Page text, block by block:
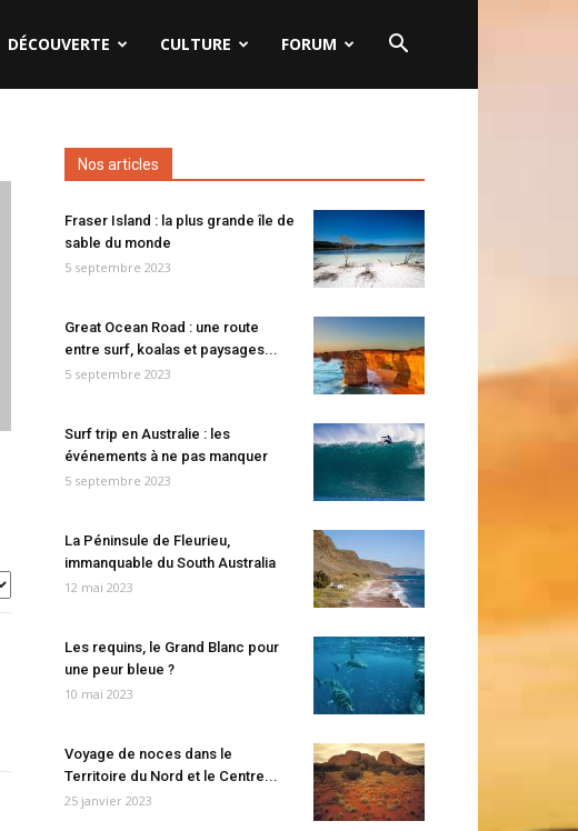
DÉCOUVERTE CULTURE FORUM
Nos articles
Fraser Island : la plus grande île de
sable du monde
5 septembre 2023
Great Ocean Road : une route
entre surf, koalas et paysages...
5 septembre 2023
Surf trip en Australie : les
événements à ne pas manquer
5 septembre 2023
La Péninsule de Fleurieu,
immanquable du South Australia
12 mai 2023
Les requins, le Grand Blanc pour
une peur bleue ?
10 mai 2023
Voyage de noces dans le
Territoire du Nord et le Centre...
25 janvier 2023